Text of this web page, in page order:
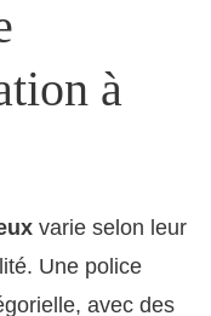
à
varie selon leur
Une police
avec des